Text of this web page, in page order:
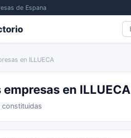
de Espana
en ILLUECA
empresas en ILLUECA
constituidas